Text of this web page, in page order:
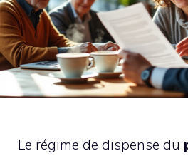
Le régime de dispense du